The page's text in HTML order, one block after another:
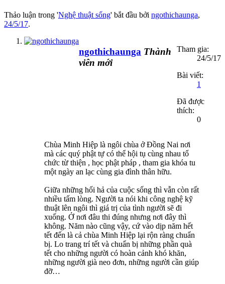
Thảo luận trong 'Nghệ thuật sống' bắt đầu bởi ngothichaunga,
24/5/17.
ngothichaunga Thành
viên mới
Tham gia:
24/5/17
Bài viết:
1
Đã được
thích:
0
Chùa Minh Hiệp là ngôi chùa ở Đồng Nai nơi
mà các quý phật tự có thể hội tụ cùng nhau tổ
chức từ thiện , học phật pháp , tham gia khóa tu
một ngày an lạc cùng gia đình thân hữu.
Giữa những hối hả của cuộc sống thì vẫn còn rất
nhiều tấm lòng. Người ta nói khi công nghệ kỹ
thuật lên ngôi thì giá trị của tình người sẽ đi
xuống. Ở nơi đâu thi đúng nhưng nơi đây thì
không. Năm nào cũng vậy, cứ vào dịp năm hết
tết đến là cả chùa Minh Hiệp lại rộn ràng chuẩn
bị. Lo trang trí tết và chuẩn bị những phần quà
tết cho những người có hoàn cảnh khó khăn,
những người già neo đơn, những người cần giúp
đỡ…